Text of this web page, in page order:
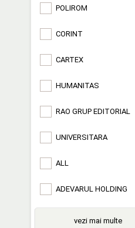
POLIROM
CORINT
CARTEX
HUMANITAS
RAO GRUP EDITORIAL
UNIVERSITARA
ALL
ADEVARUL HOLDING
vezi mai multe